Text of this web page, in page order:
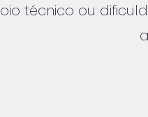
técnico ou